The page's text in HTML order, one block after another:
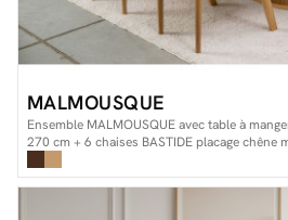
MALMOUSQUE
Ensemble MALMOUSQUE avec table à
270 cm + 6 chaises BASTIDE placage chêne